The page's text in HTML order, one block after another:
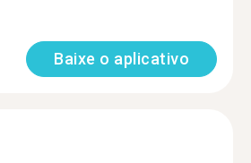
Baixe o aplicativo